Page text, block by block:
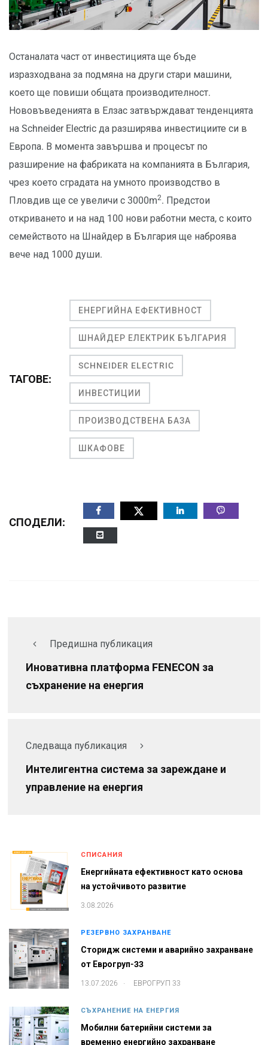
Останалата част от инвестицията ще бъде
изразходвана за подмяна на други стари машини,
което ще повиши общата производителност.
Нововъведенията в Елзас затвърждават тенденцията
на Schneider Electric да разширява инвестициите си в
Европа. В момента завършва и процесът по
разширение на фабриката на компанията в България,
чрез което сградата на умното производство в
Пловдив ще се увеличи с 3000m2. Предстои
откриването и на над 100 нови работни места, с които
семейството на Шнайдер в България ще наброява
вече над 1000 души.
ТАГОВЕ:
ЕНЕРГИЙНА ЕФЕКТИВНОСТ
ШНАЙДЕР ЕЛЕКТРИК БЪЛГАРИЯ
SCHNEIDER ELECTRIC
ИНВЕСТИЦИИ
ПРОИЗВОДСТВЕНА БАЗА
ШКАФОВЕ
СПОДЕЛИ:
Предишна публикация
Иновативна платформа FENECON за
съхранение на енергия
Следваща публикация
Интелигентна система за зареждане и
управление на енергия
СПИСАНИЯ
Енергийната ефективност като основа
на устойчивото развитие
3.08.2026
РЕЗЕРВНО ЗАХРАНВАНЕ
Сторидж системи и аварийно захранване
от Еврогруп-33
13.07.2026 ЕВРОГРУП 33
СЪХРАНЕНИЕ НА ЕНЕРГИЯ
Мобилни батерийни системи за
временно енергийно захранване